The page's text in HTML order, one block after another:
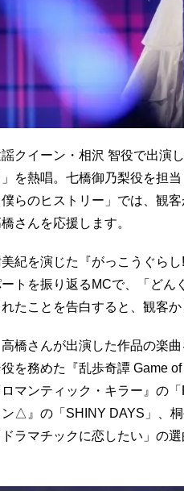
クイーン・相沢 智役で出演
」を熱唱。七橋御乃梨役を担
僕らのヒストリー」では、観
さんを応援します。
紀を演じた『がっこうぐら
トを振り返るMCで、「ど
たことを告白すると、観客
橋さんが出演した作品の楽
を務めた『乱歩奇譚 Game
ロマンティック・キラー』の
ン△』の「SHINY DAYS」、
ラマチックに恋したい」の